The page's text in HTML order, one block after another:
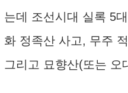
는데 조선시대 실록 5
화 정족산 사고, 무주
그리고 묘향산(또는 오